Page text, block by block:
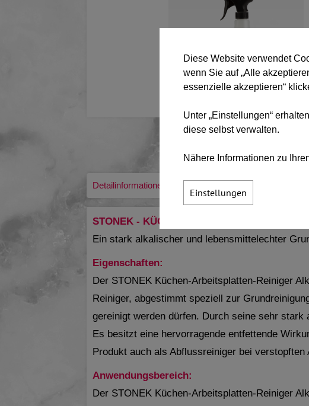
Detailinformationen
STONEK - KÜCHEN-ARBEITSPLATTEN -
Ein stark alkalischer und lebensmittelechter
Eigenschaften:
Der STONEK Küchen-Arbeitsplatten-Reiniger
Reiniger, abgestimmt speziell zur
gereinigt werden dürfen. Durch seine sehr
Es besitzt eine hervorragende entfettende
Produkt auch als Abflussreiniger bei verstopften
Anwendungsbereich:
Der STONEK Küchen-Arbeitsplatten-Reiniger
Diese Website verwendet
wenn Sie auf „Alle
essenzielle akzeptieren“
Unter „Einstellungen“
diese selbst verwalten.
Nähere Informationen zu
Einstellungen